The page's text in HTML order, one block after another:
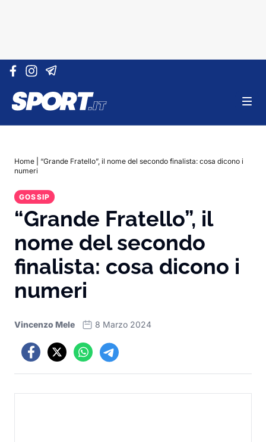
Vai al contenuto
Home
“Grande Fratello”, il nome del secondo finalista: cosa dicono i
numeri
GOSSIP
“Grande Fratello”, il
nome del secondo
finalista: cosa dicono i
numeri
Vincenzo Mele 8 Marzo 2024